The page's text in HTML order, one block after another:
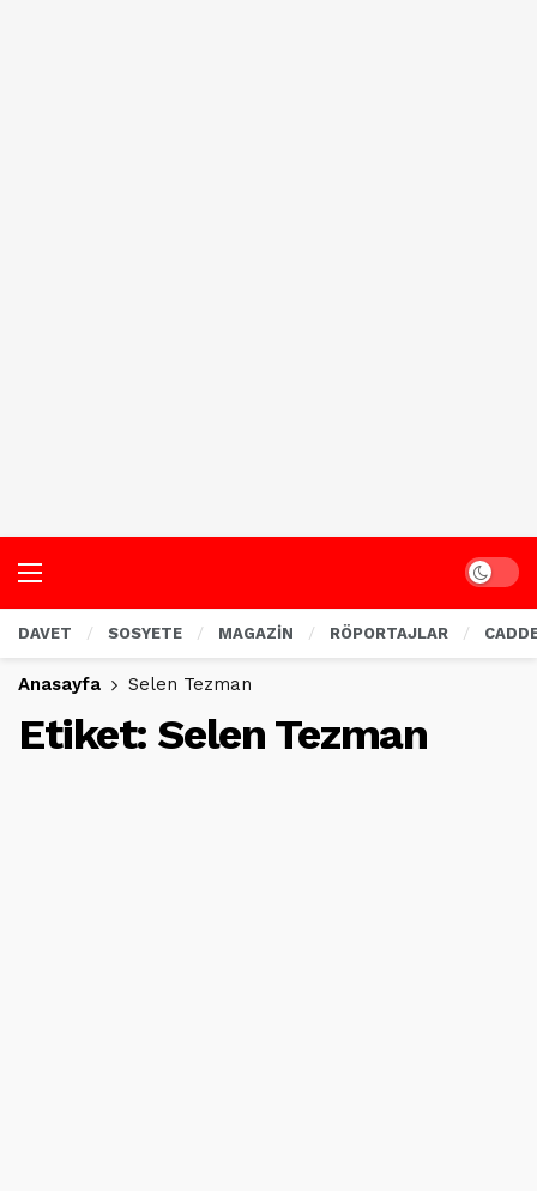
Dark
DAVET SOSYETE MAGAZİN RÖPORTAJLAR
Anasayfa Selen Tezman
Etiket: Selen Tezman